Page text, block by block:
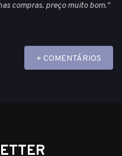
compras. preço muito bom."
+ COMENTÁRIOS